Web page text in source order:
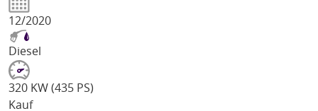
12/2020
Diesel
320 KW (435 PS)
Kauf